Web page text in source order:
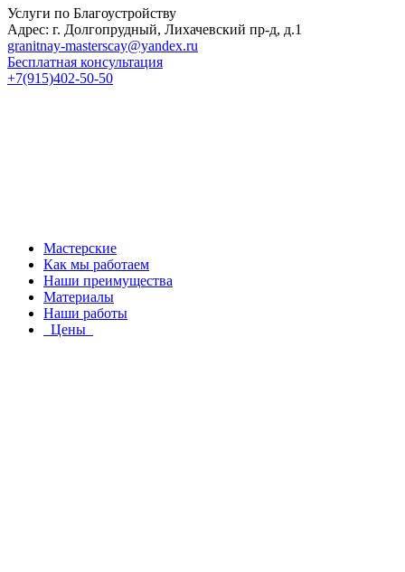
Услуги по Благоустройству
Адрес: г. Долгопрудный, Лихачевский пр-д, д.1
granitnay-masterscay@yandex.ru
Бесплатная консультация
+7(915)402-50-50
Мастерские
Как мы работаем
Наши преимущества
Материалы
Наши работы
Цены